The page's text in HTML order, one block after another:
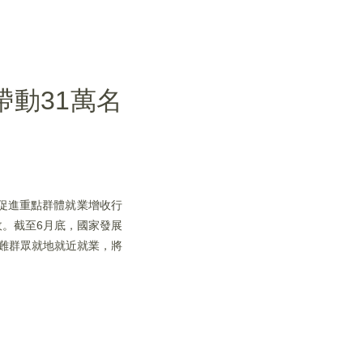
動31萬名
進重點群體就業增收行
截至6月底，國家發展
群眾就地就近就業，將